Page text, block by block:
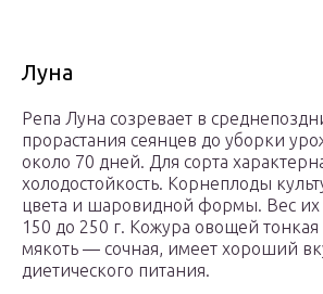
Луна
Репа Луна созревает в
прорастания сеянцев до уборки
около 70 дней. Для сорта
холодостойкость. Корнеплоды
цвета и шаровидной формы. Вес их
150 до 250 г. Кожура овощей тонкая
мякоть — сочная, имеет хороший
диетического питания.